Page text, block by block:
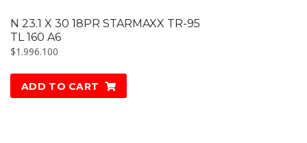
N 23.1 X 30 18PR STARMAXX TR-95
TL 160 A6
$1.996.100
ADD TO CART